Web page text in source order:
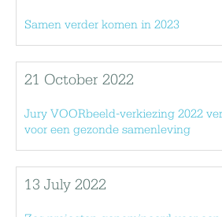
Samen verder komen in 2023
21 October 2022
Jury VOORbeeld-verkiezing 2022
voor een gezonde samenleving
13 July 2022